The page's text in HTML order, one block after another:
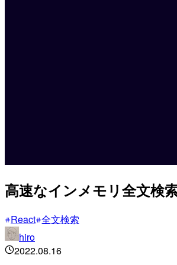
高速なインメモリ全文検
React 全文検索
hiro
2022.08.16